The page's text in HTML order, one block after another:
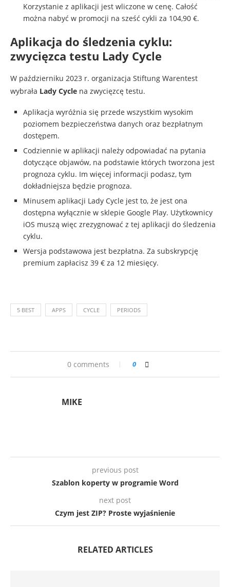
Korzystanie z aplikacji jest wliczone w cenę. Całość
można nabyć w promocji na sześć cykli za 104,90 €.
Aplikacja do śledzenia cyklu:
zwycięzca testu Lady Cycle
W październiku 2023 r. organizacja Stiftung Warentest
wybrała Lady Cycle na zwycięzcę testu.
Aplikacja wyróżnia się przede wszystkim wysokim
poziomem bezpieczeństwa danych oraz bezpłatnym
dostępem.
Codziennie w aplikacji należy odpowiadać na pytania
dotyczące objawów, na podstawie których tworzona jest
prognoza cyklu. Im więcej informacji podasz, tym
dokładniejsza będzie prognoza.
Minusem aplikacji Lady Cycle jest to, że jest ona
dostępna wyłącznie w sklepie Google Play. Użytkownicy
iOS muszą więc zrezygnować z tej aplikacji do śledzenia
cyklu.
Wersja podstawowa jest bezpłatna. Za subskrypcję
premium zapłacisz 39 € za 12 miesięcy.
5 BEST APPS CYCLE PERIODS
0 comments 0
MIKE
previous post
Szablon koperty w programie Word
next post
Czym jest ZIP? Proste wyjaśnienie
RELATED ARTICLES